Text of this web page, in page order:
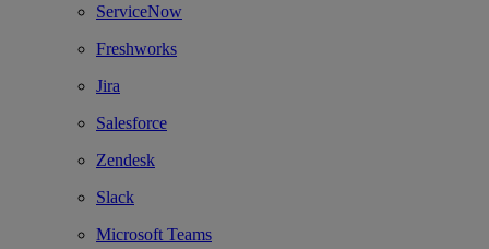
ServiceNow
Freshworks
Jira
Salesforce
Zendesk
Slack
Microsoft Teams